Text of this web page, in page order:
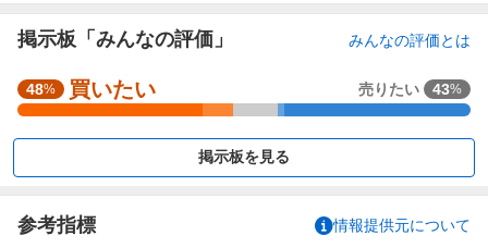
掲示板「みんなの評価」 みんなの評価とは
強
く
買
4
48% 買いたい 売りたい 43%
掲示板を見る
参考指標 情報提供元について